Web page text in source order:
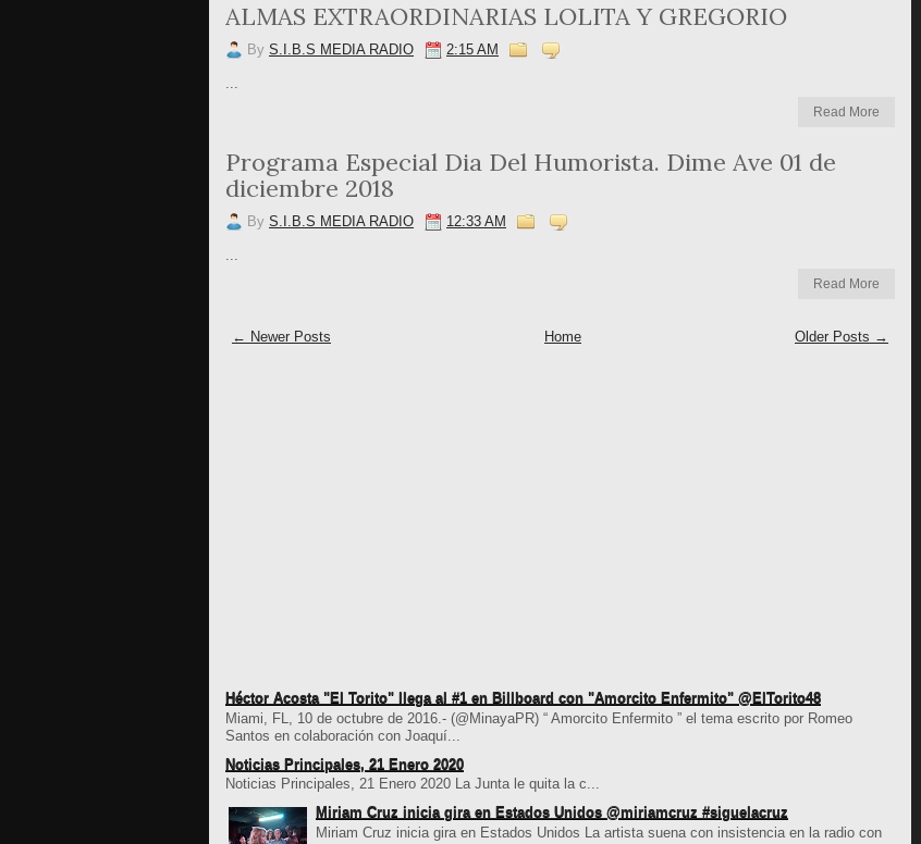
ALMAS EXTRAORDINARIAS LOLITA Y GREGORIO
By S.I.B.S MEDIA RADIO 2:15 AM
...
Read More
Programa Especial Dia Del Humorista. Dime Ave 01 de
diciembre 2018
By S.I.B.S MEDIA RADIO 12:33 AM
...
Read More
← Newer Posts Older Posts →
Home
Héctor Acosta "El Torito" llega al #1 en Billboard con "Amorcito Enfermito" @ElTorito48
Miami, FL, 10 de octubre de 2016.- (@MinayaPR) “ Amorcito Enfermito ” el tema escrito por Romeo
Santos en colaboración con Joaquí...
Noticias Principales, 21 Enero 2020
Noticias Principales, 21 Enero 2020 La Junta le quita la c...
Miriam Cruz inicia gira en Estados Unidos @miriamcruz #siguelacruz
Miriam Cruz inicia gira en Estados Unidos La artista suena con insistencia en la radio con